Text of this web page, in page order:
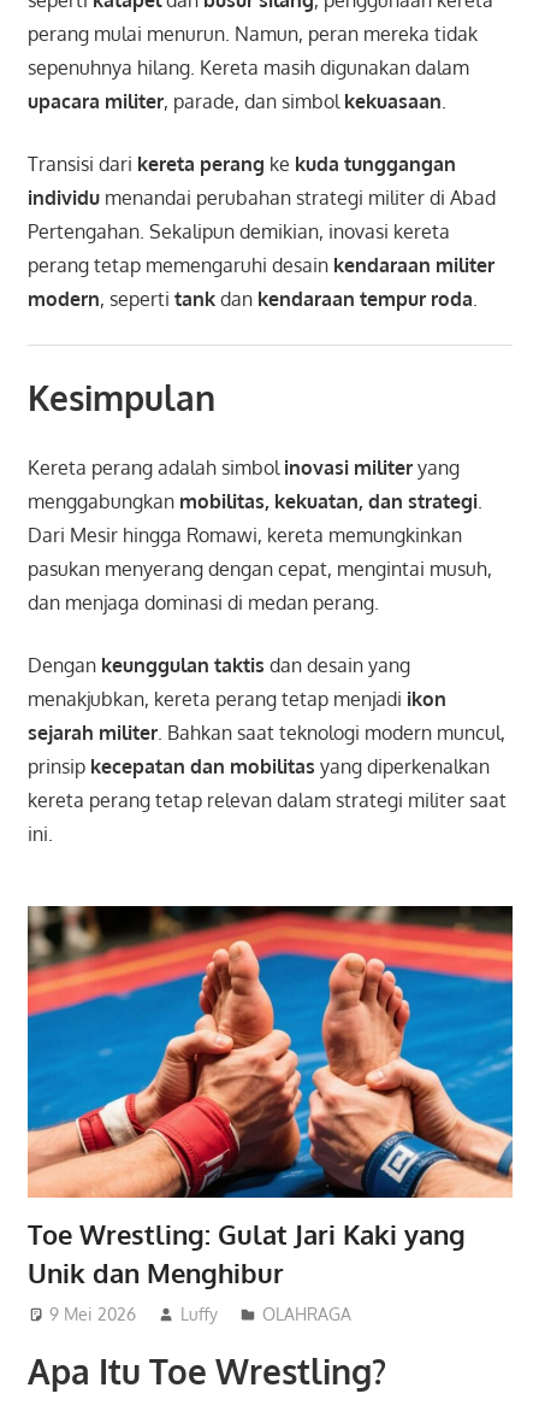
perang mulai menurun. Namun, peran mereka tidak
sepenuhnya hilang. Kereta masih digunakan dalam
upacara militer, parade, dan simbol kekuasaan
Transisi dari kereta perang ke kuda tunggangan
individumenandai perubahan strategi militer di Abad
Pertengahan. Sekalipun demikian, inovasi kereta
perang tetap memengaruhi desain kendaraan militer
modern, seperti tankdan kendaraan tempur roda
Kesimpulan
Kereta perang adalah simbol inovasi militeryang
menggabungkan mobilitas, kekuatan, dan strategi.
Dari Mesir hingga Romawi, kereta memungkinkan
pasukan menyerang dengan cepat, mengintai musuh,
dan menjaga dominasi di medan perang.
Dengan keunggulan taktis dan desain yang
menakjubkan, kereta perang tetap menjadi ikon
sejarah militer. Bahkan saat teknologi modern muncul,
prinsip kecepatan dan mobilitas yang diperkenalkan
kereta perang tetap relevan dalam strategi militer saat
ini.
Toe Wrestling: Gulat Jari Kaki yang
Unik dan Menghibur
9 Mei 2026 Luffy OLAHRAGA
Apa Itu Toe Wrestling?